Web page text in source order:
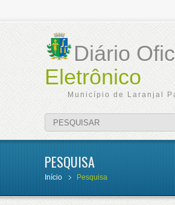
Diário
Eletrônico
Município de Laranjal
PESQUISA
Início Pesquisa